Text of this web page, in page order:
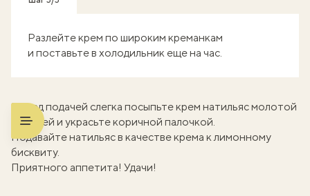
Разлейте крем по широким креманкам
и поставьте в холодильник еще на час.
Перед подачей слегка посыпьте крем натильяс молотой
корицей и украсьте коричной палочкой.
Подавайте натильяс в качестве крема климонному
бисквиту.
Приятного аппетита! Удачи!